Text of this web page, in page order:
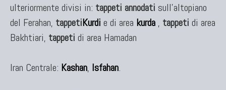
ulteriormente divisi in: tappeti annodati sull'altopiano
del Ferahan, tappetiKurdi e di area kurda , tappeti di area
Bakhtiari, tappeti di area Hamadan
Iran Centrale: Kashan, Isfahan.